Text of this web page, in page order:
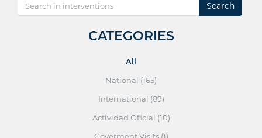
Search
CATEGORIES
All
National (165)
International (89)
Actividad Oficial (10)